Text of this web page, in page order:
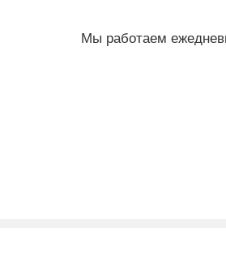
Мы работаем